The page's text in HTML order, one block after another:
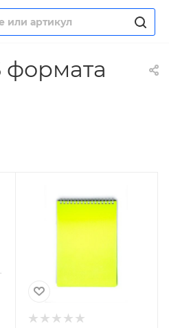
формата